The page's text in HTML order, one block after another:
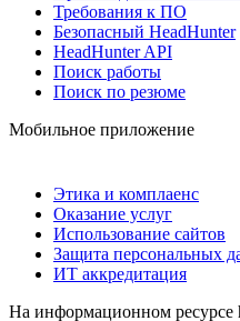
Требования к ПО
Безопасный HeadHunter
HeadHunter API
Поиск работы
Поиск по резюме
Мобильное приложение
Этика и комплаенс
Оказание услуг
Использование сайтов
Защита персональных
ИТ аккредитация
На информационном ресурсе